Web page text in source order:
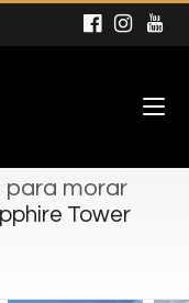
para morar
Tower